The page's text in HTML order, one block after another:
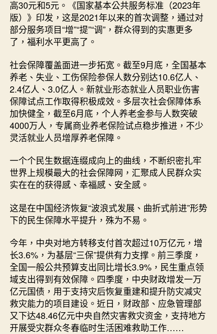
高30元和5元。《国家基本公共服务标准（2023年
版）》印发，这是2021年以来的首次调整，通过对
部分服务项目“增”“提”“调”，群众得到的实惠更多
了，福利水平更高了。
社会保障覆盖面进一步拓宽。截至9月底，全国基本
养老、失业、工伤保险参保人数分别达10.6亿人、
2.4亿人、3.0亿人。新就业形态就业人员职业伤害
保障试点工作取得积极成效。多层次社会保障体系
加快健全，截至6月底，个人养老金参与人数突破
4000万人，专属商业养老保险试点稳步推进，不少
灵活就业人员增厚养老保障。
一个个民生数据连缀成向上的曲线，不断织密扎牢
世界上规模最大的社会保障网，汇聚成人民群众实
实在在的获得感、幸福感、安全感。
这是在中国经济恢复“波浪式发展、曲折式前进”形势
下的民生保障水平提升，殊为不易。
今年，中央对地方转移支付首次超过10万亿元，增
长3.6%，为基层“三保”提供有力支撑。前三季度，
全国一般公共预算支出同比增长3.9%，民生重点领
域支出得到有效保障。四季度，中央财政增发一万
亿元国债，用于支持灾后恢复重建和提升防灾减灾
救灾能力的项目建设。近日，财政部、应急管理部
又下达48.46亿元中央自然灾害救灾资金，支持地方
开展受灾群众冬春临时生活困难救助工作……